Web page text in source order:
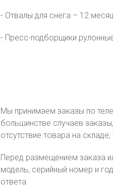
- Отвалы для снега – 12
- Пресс-подборщики
Мы принимаем заказы по
большинстве случаев
отсутствие товара на
Перед размещением заказа
модель, серийный номер и
ответа.